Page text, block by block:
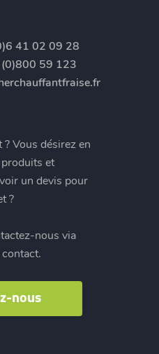
41 02 09 28
59 123
Vous désirez en
et
un devis pour
?
nous via
nous